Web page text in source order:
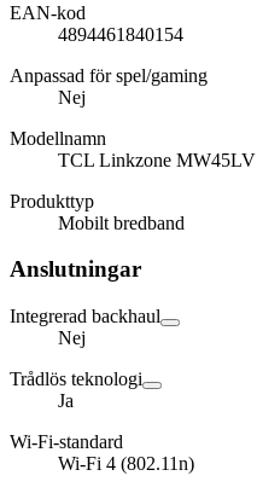
EAN-kod
4894461840154
Anpassad för spel/gaming
Nej
Modellnamn
TCL Linkzone MW45LV
Produkttyp
Mobilt bredband
Anslutningar
Integrerad backhaul
Nej
Trådlös teknologi
Ja
Wi-Fi-standard
Wi-Fi 4 (802.11n)